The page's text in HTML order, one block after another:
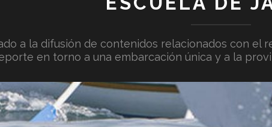
a la difusión de contenidos relacionados con el
en torno a una embarcación única y a la